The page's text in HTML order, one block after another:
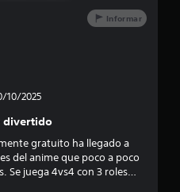
s
l
Informar
10/2025
divertido
gratuito ha llegado a
del anime que poco a poco
Se juega 4vs4 con 3 roles